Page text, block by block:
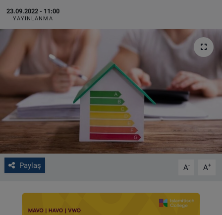
23.09.2022 - 11:00
YAYINLANMA
Paylaş A- A+
BİLİM-TEKNOLOJİ
SAĞLIK
FOTO GALERİ
VIDEO GALERİ
ALGEMENE VOORWAARDEN
CONTACT
Çerez Politikası
Haber Arşivi